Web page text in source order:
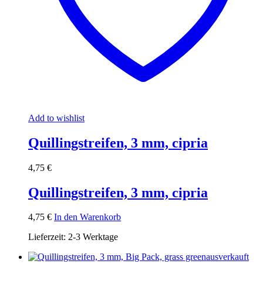
Add to wishlist
Quillingstreifen, 3 mm, cipria
4,75 €
Quillingstreifen, 3 mm, cipria
4,75 € In den Warenkorb
Lieferzeit: 2-3 Werktage
ausverkauft